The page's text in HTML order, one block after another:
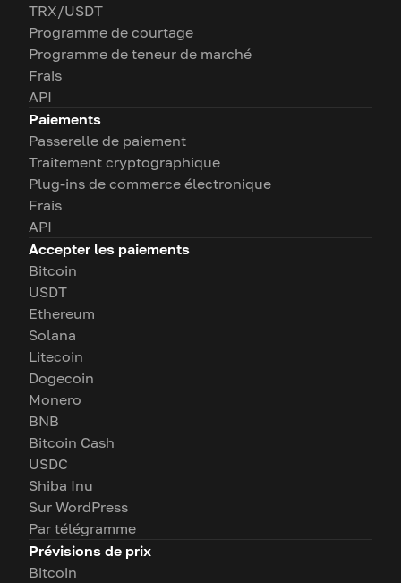
TRX/USDT
Programme de courtage
Programme de teneur de marché
Frais
API
Paiements
Passerelle de paiement
Traitement cryptographique
Plug-ins de commerce électronique
Frais
API
Accepter les paiements
Bitcoin
USDT
Ethereum
Solana
Litecoin
Dogecoin
Monero
BNB
Bitcoin Cash
USDC
Shiba Inu
Sur WordPress
Par télégramme
Prévisions de prix
Bitcoin